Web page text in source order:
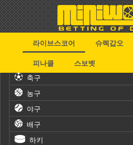
라이브스코어 슈렉갑오
피나클
스보벳
축구
농구
야구
배구
하키